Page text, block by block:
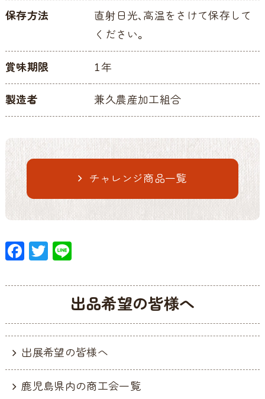
保存方法
直射日光、高温をさけて保存して
ください。
賞味期限 1年
製造者 兼久農産加工組合
チャレンジ商品一覧
F
e
o
o
k
T
itt
Li
e
出品希望の皆様へ
出展希望の皆様へ
鹿児島県内の商工会一覧